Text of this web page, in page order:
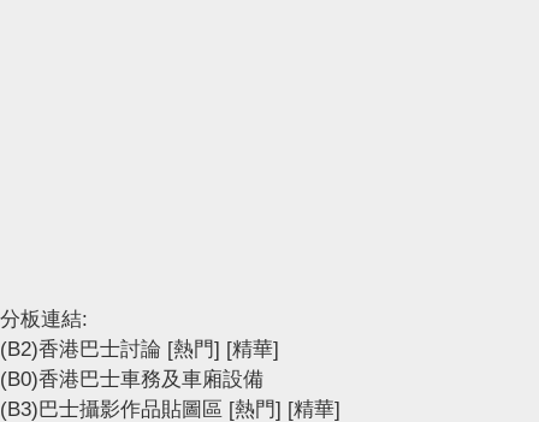
分板連結:
(B2)香港巴士討論 [熱門] [精華]
(B0)香港巴士車務及車廂設備
(B3)巴士攝影作品貼圖區 [熱門] [精華]